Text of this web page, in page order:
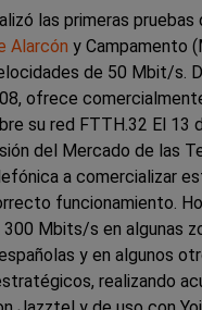
las primeras pruebas
Alarcón y Campamento
de 50 Mbit/s.
ofrece
su red FTTH.32 El 13
del Mercado de las
a comercializar
funcionamiento.
Mbits/s en algunas
y en algunos
realizando